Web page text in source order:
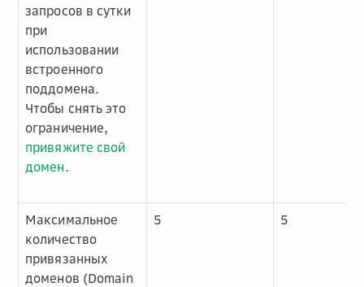
запросов в сутки
при
использовании
встроенного
поддомена.
Чтобы снять это
ограничение,
привяжите свой
домен.
Максимальное
количество
привязанных
доменов (Domain
5 5